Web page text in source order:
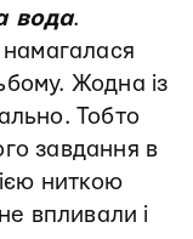
вода.
Жодна із
Тобто
завдання в
ниткою
впливали і